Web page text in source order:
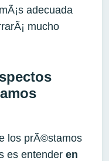
adecuada
mucho
los prÃ©stamos
es entender en